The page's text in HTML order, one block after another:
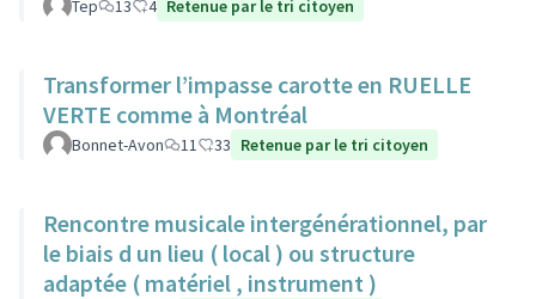
Tep 13 4 Retenue par le tri citoyen
Transformer l’impasse carotte en RUELLE
VERTE comme à Montréal
Bonnet-Avon 11 33 Retenue par le tri citoyen
Rencontre musicale intergénérationnel, par
le biais d un lieu ( local ) ou structure
adaptée ( matériel , instrument )